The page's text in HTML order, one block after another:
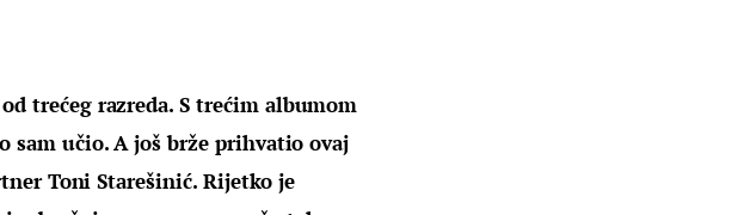
trećeg razreda. S trećim albumom
sam učio. A još brže prihvatio ovaj
Toni Starešinić. Rijetko je